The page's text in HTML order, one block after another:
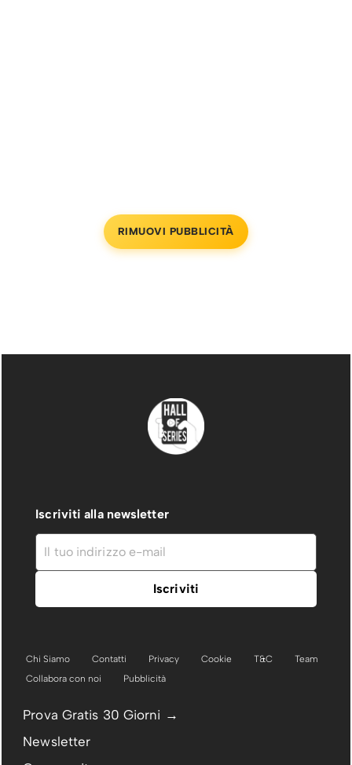
RIMUOVI PUBBLICITÀ
Iscriviti alla newsletter
Chi Siamo Contatti Privacy Cookie T&C
Team
Collabora con noi
Pubblicità
Prova Gratis 30 Giorni →
Newsletter